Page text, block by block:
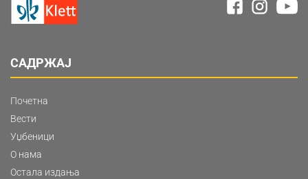
САДРЖАЈ
Почетна
Вести
Уџбеници
О нама
Остала издања